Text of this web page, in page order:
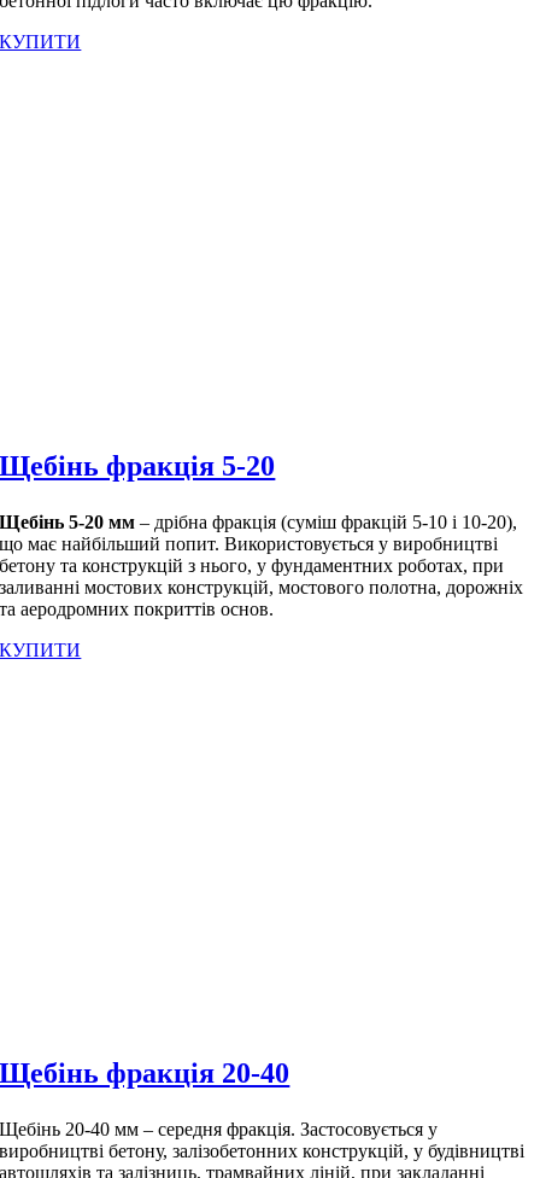
КУПИТИ
Щебінь фракція 5-20
Щебінь 5-20 мм – дрібна фракція (суміш фракцій 5-10 і 10-20),
що має найбільший попит. Використовується у виробництві
бетону та конструкцій з нього, у фундаментних роботах, при
заливанні мостових конструкцій, мостового полотна, дорожніх
та аеродромних покриттів основ.
КУПИТИ
Щебінь фракція 20-40
Щебінь 20-40 мм – середня фракція. Застосовується у
виробництві бетону, залізобетонних конструкцій, у будівництві
автошляхів та залізниць, трамвайних ліній, при закладанні